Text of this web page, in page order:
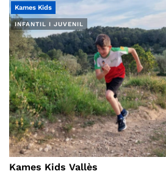
INFANTIL I JUVENIL
Kames Kids
Kames Kids Vallès